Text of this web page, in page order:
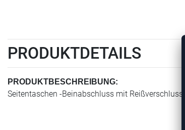
PRODUKTDETAILS
PRODUKTBESCHREIBUNG:
Seitentaschen -Beinabschluss mit